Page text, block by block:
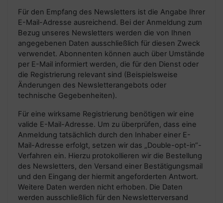
Für den Empfang des Newsletters ist die Angabe Ihrer
E-Mail-Adresse ausreichend. Bei der Anmeldung zum
Bezug unseres Newsletters werden die von Ihnen
angegebenen Daten ausschließlich für diesen Zweck
verwendet. Abonnenten können auch über Umstände
per E-Mail informiert werden, die für den Dienst oder
die Registrierung relevant sind (Beispielsweise
Änderungen des Newsletterangebots oder
technische Gegebenheiten).
Für eine wirksame Registrierung benötigen wir eine
valide E-Mail-Adresse. Um zu überprüfen, dass eine
Anmeldung tatsächlich durch den Inhaber einer E-
Mail-Adresse erfolgt, setzen wir das „Double-opt-in“-
Verfahren ein. Hierzu protokollieren wir die Bestellung
des Newsletters, den Versand einer Bestätigungsmail
und den Eingang der hiermit angeforderten Antwort.
Weitere Daten werden nicht erhoben. Die Daten
werden ausschließlich für den Newsletterversand